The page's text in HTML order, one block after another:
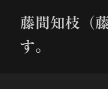
藤間知枝（
す。